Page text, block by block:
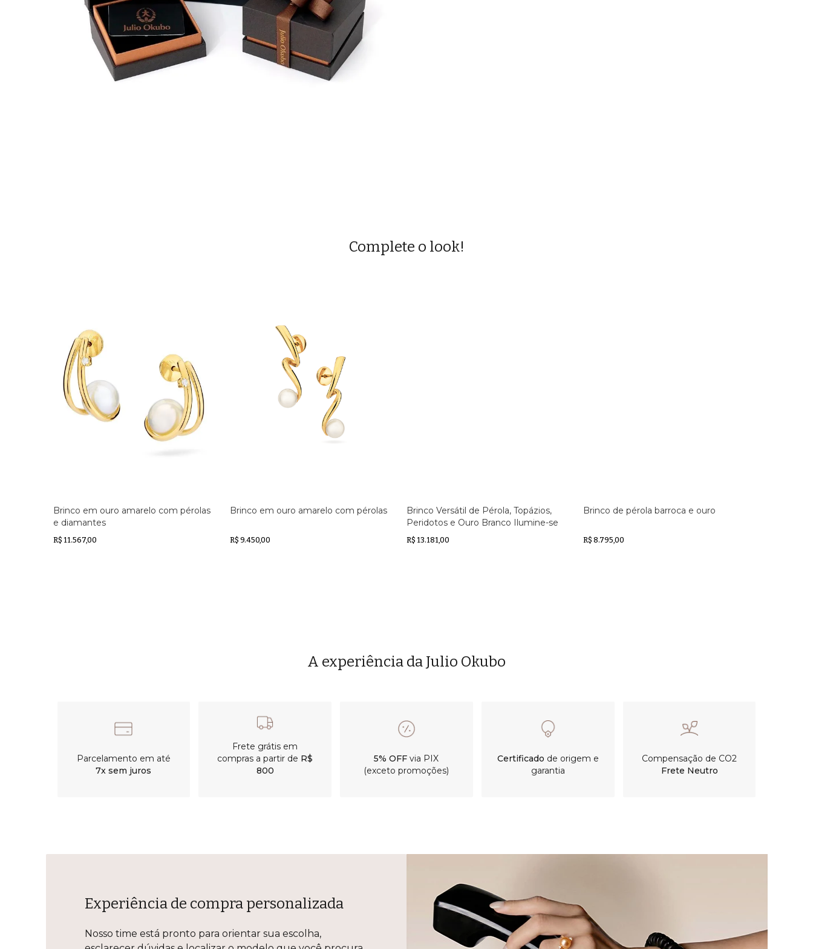
Complete o look!
Brinco em ouro amarelo com pérolas
e diamantes
R$ 11.567,00
Brinco em ouro amarelo com pérolas
R$ 9.450,00
Brinco Versátil de Pérola, Topázios,
Peridotos e Ouro Branco Ilumine-se
R$ 13.181,00
Brinco de pérola barroca e ouro
R$ 8.795,00
A experiência da Julio Okubo
Parcelamento em até
7x sem juros
Frete grátis em
compras a partir de R$
800
5% OFF via PIX
(exceto promoções)
Certificado de origem e
garantia
Compensação de CO2
Frete Neutro
Experiência de compra personalizada
Nosso time está pronto para orientar sua escolha,